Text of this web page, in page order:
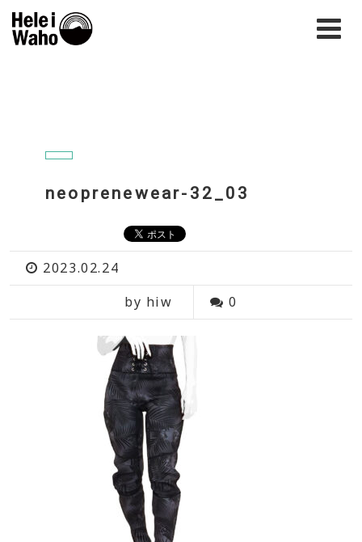
neoprenewear-32_03
2023.02.24
by hiw
0